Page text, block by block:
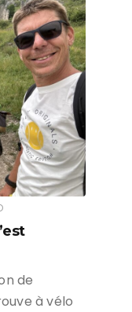
de
à vélo